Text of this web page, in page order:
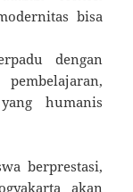
bisa
dengan
humanis
berprestasi,
akan